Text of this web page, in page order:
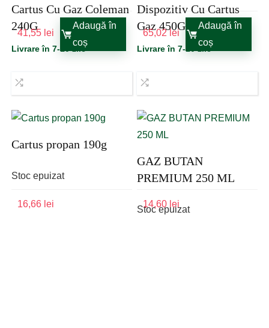
Cartus Cu Gaz Coleman
240G
Livrare în 7-10 zile
41,55 lei
Adaugă în
coș
Dispozitiv Cu Cartus
Gaz 450G
Livrare în 7-10 zile
65,02lei
Adaugă în
coș
Cartus propan 190g
Stoc epuizat
16,66 lei
GAZ BUTAN
PREMIUM 250 ML
Stoc epuizat
14,60 lei